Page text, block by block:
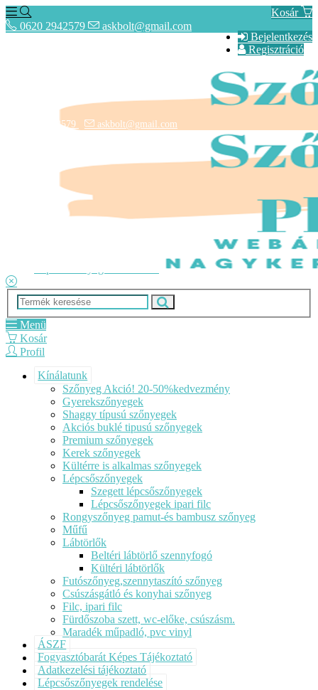
Kosár
Bejelentkezés
Regisztráció
0620 2942579 askbolt@gmail.com
0620 2942579 askbolt@gmail.com
Menü
Kosár
Profil
Kínálatunk
Szőnyeg Akció! 20-50%kedvezmény
Gyerekszőnyegek
Shaggy típusú szőnyegek
Akciós buklé tipusú szőnyegek
Premium szőnyegek
Kerek szőnyegek
Kültérre is alkalmas szőnyegek
Lépcsőszőnyegek
Szegett lépcsőszőnyegek
Lépcsőszőnyegek ipari filc
Rongyszőnyeg pamut-és bambusz szőnyeg
Műfű
Lábtörlők
Beltéri lábtörlő szennyfogó
Kültéri lábtörlők
Futószőnyeg,szennytaszító szőnyeg
Csúszásgátló és konyhai szőnyeg
Filc, ipari filc
Fürdőszoba szett, wc-előke, csúszásm.
Maradék műpadló, pvc vinyl
ÁSZF
Fogyasztóbarát Képes Tájékoztató
Adatkezelési tájékoztató
Lépcsőszőnyegek rendelése